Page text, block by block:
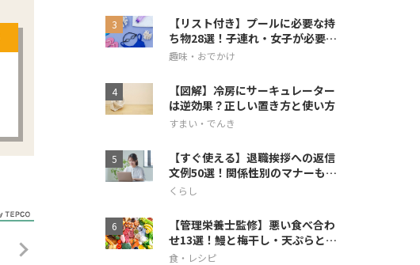
【リスト付き】プールに必要な持
ち物28選！子連れ・女子が必要な
アイテムも
趣味・おでかけ
【図解】冷房にサーキュレーター
は逆効果？正しい置き方と使い方
すまい・でんき
【すぐ使える】退職挨拶への返信
文例50選！関係性別のマナーも徹
底解説
くらし
【管理栄養士監修】悪い食べ合わ
せ13選！鰻と梅干し・天ぷらとス
イカの相性も
食・レシピ